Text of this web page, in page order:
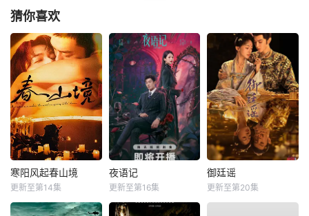
猜你喜欢
寒阳风起春山境
更新至第14集
夜语记
更新至第16集
御廷谣
更新至第20集